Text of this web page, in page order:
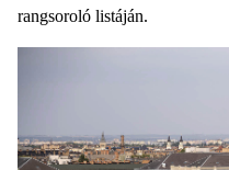
rangsoroló listáján.